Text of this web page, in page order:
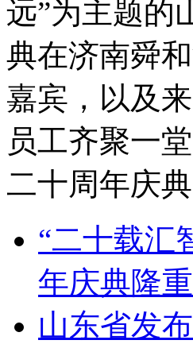
远”为主题的
典在济南舜
嘉宾，以及
员工齐聚一
二十周年庆
“二十载汇
年庆典隆
山东省发